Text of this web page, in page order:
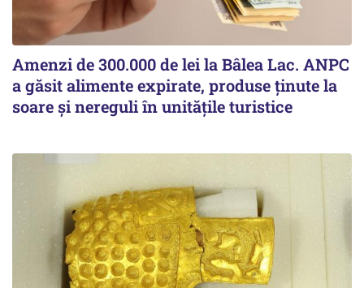
Amenzi de 300.000 de lei la Bâlea Lac. ANPC
a găsit alimente expirate, produse ținute la
soare și nereguli în unitățile turistice